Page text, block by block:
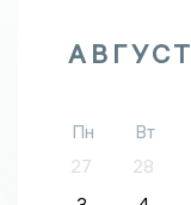
АВГУСТ
Пн Вт
27
28